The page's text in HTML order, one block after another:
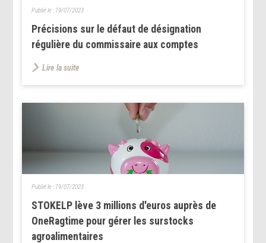
Précisions sur le défaut de désignation
régulière du commissaire aux comptes
Publié le : 19/07/2023
Lire la suite
STOKELP lève 3 millions d'euros auprès de
OneRagtime pour gérer les surstocks
agroalimentaires
Publié le : 19/07/2023